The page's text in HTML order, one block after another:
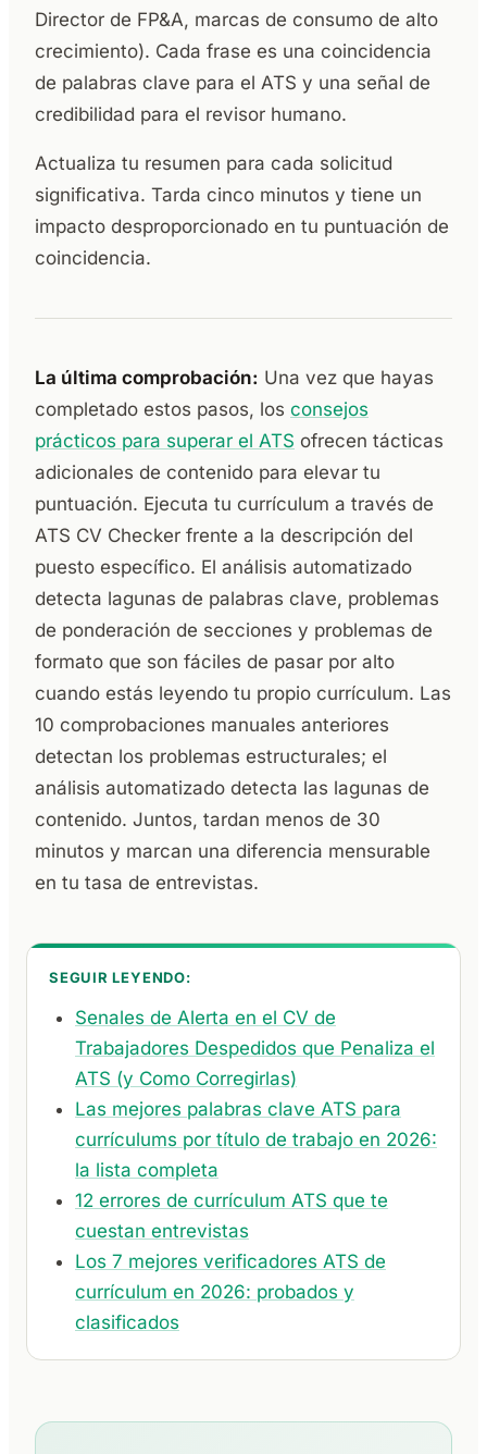
Director de FP&A, marcas de consumo de alto
crecimiento). Cada frase es una coincidencia
de palabras clave para el ATS y una señal de
credibilidad para el revisor humano.
Actualiza tu resumen para cada solicitud
significativa. Tarda cinco minutos y tiene un
impacto desproporcionado en tu puntuación de
coincidencia.
La última comprobación: Una vez que hayas
completado estos pasos, los consejos
prácticos para superar el ATS ofrecen tácticas
adicionales de contenido para elevar tu
puntuación. Ejecuta tu currículum a través de
ATS CV Checker frente a la descripción del
puesto específico. El análisis automatizado
detecta lagunas de palabras clave, problemas
de ponderación de secciones y problemas de
formato que son fáciles de pasar por alto
cuando estás leyendo tu propio currículum. Las
10 comprobaciones manuales anteriores
detectan los problemas estructurales; el
análisis automatizado detecta las lagunas de
contenido. Juntos, tardan menos de 30
minutos y marcan una diferencia mensurable
en tu tasa de entrevistas.
SEGUIR LEYENDO:
Senales de Alerta en el CV de
Trabajadores Despedidos que Penaliza el
ATS (y Como Corregirlas)
Las mejores palabras clave ATS para
currículums por título de trabajo en 2026:
la lista completa
12 errores de currículum ATS que te
cuestan entrevistas
Los 7 mejores verificadores ATS de
currículum en 2026: probados y
clasificados